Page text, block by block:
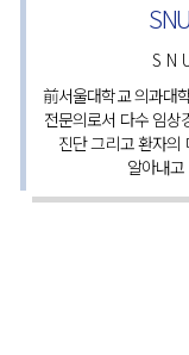
前서울대학교 의과대
전문의로서 다수 임상
진단 그리고 환자의
알아내